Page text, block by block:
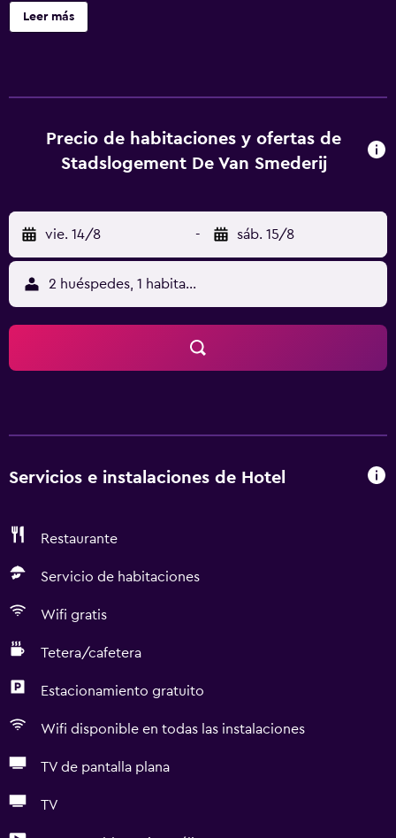
restaurante y tiene habitaciones con aire acondicionado,
wifi gratis y baño privado. Este alojamiento libre de humo
cama y toallas. Poppodium Hedon está a 40 km del
alojamiento, y Museum de Fundatie está a 40 km. El
Leer más
Precio de habitaciones y ofertas de
Stadslogement De Van Smederij
vie. 14/8 - sáb. 15/8
2 huéspedes, 1 habitación
Servicios e instalaciones de Hotel
Restaurante
Servicio de habitaciones
Wifi gratis
Tetera/cafetera
Estacionamiento gratuito
Wifi disponible en todas las instalaciones
TV de pantalla plana
TV